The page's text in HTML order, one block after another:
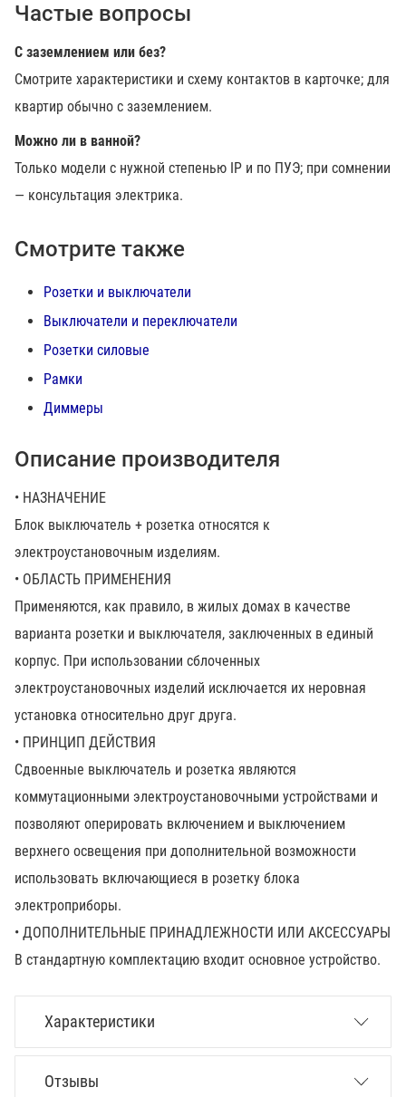
Частые вопросы
С заземлением или без?
Смотрите характеристики и схему контактов в карточке; для
квартир обычно с заземлением.
Можно ли в ванной?
Только модели с нужной степенью IP и по ПУЭ; при сомнении
— консультация электрика.
Смотрите также
Розетки и выключатели
Выключатели и переключатели
Розетки силовые
Рамки
Диммеры
Описание производителя
• НАЗНАЧЕНИЕ
Блок выключатель + розетка относятся к
электроустановочным изделиям.
• ОБЛАСТЬ ПРИМЕНЕНИЯ
Применяются, как правило, в жилых домах в качестве
варианта розетки и выключателя, заключенных в единый
корпус. При использовании сблоченных
электроустановочных изделий исключается их неровная
установка относительно друг друга.
• ПРИНЦИП ДЕЙСТВИЯ
Сдвоенные выключатель и розетка являются
коммутационными электроустановочными устройствами и
позволяют оперировать включением и выключением
верхнего освещения при дополнительной возможности
использовать включающиеся в розетку блока
электроприборы.
• ДОПОЛНИТЕЛЬНЫЕ ПРИНАДЛЕЖНОСТИ ИЛИ АКСЕССУАРЫ
В стандартную комплектацию входит основное устройство.
Характеристики
Отзывы